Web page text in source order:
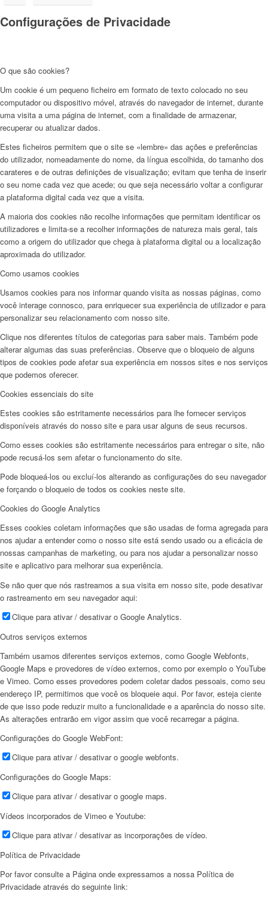
Configurações de Privacidade
O que são cookies?
Um cookie é um pequeno ficheiro em formato de texto colocado no seu
computador ou dispositivo móvel, através do navegador de internet, durante
uma visita a uma página de internet, com a finalidade de armazenar,
recuperar ou atualizar dados.
Estes ficheiros permitem que o site se «lembre» das ações e preferências
do utilizador, nomeadamente do nome, da língua escolhida, do tamanho dos
carateres e de outras definições de visualização; evitam que tenha de inserir
o seu nome cada vez que acede; ou que seja necessário voltar a configurar
a plataforma digital cada vez que a visita.
A maioria dos cookies não recolhe informações que permitam identificar os
utilizadores e limita-se a recolher informações de natureza mais geral, tais
como a origem do utilizador que chega à plataforma digital ou a localização
aproximada do utilizador.
Como usamos cookies
Usamos cookies para nos informar quando visita as nossas páginas, como
você interage connosco, para enriquecer sua experiência de utilizador e para
personalizar seu relacionamento com nosso site.
Clique nos diferentes títulos de categorias para saber mais. Também pode
alterar algumas das suas preferências. Observe que o bloqueio de alguns
tipos de cookies pode afetar sua experiência em nossos sites e nos serviços
que podemos oferecer.
Cookies essenciais do site
Estes cookies são estritamente necessários para lhe fornecer serviços
disponíveis através do nosso site e para usar alguns de seus recursos.
Como esses cookies são estritamente necessários para entregar o site, não
pode recusá-los sem afetar o funcionamento do site.
Pode bloqueá-los ou excluí-los alterando as configurações do seu navegador
e forçando o bloqueio de todos os cookies neste site.
Cookies do Google Analytics
Esses cookies coletam informações que são usadas de forma agregada para
nos ajudar a entender como o nosso site está sendo usado ou a eficácia de
nossas campanhas de marketing, ou para nos ajudar a personalizar nosso
site e aplicativo para melhorar sua experiência.
Se não quer que nós rastreamos a sua visita em nosso site, pode desativar
o rastreamento em seu navegador aqui:
Clique para ativar / desativar o Google Analytics.
Outros serviços externos
Também usamos diferentes serviços externos, como Google Webfonts,
Google Maps e provedores de vídeo externos, como por exemplo o YouTube
e Vimeo. Como esses provedores podem coletar dados pessoais, como seu
endereço IP, permitimos que você os bloqueie aqui. Por favor, esteja ciente
de que isso pode reduzir muito a funcionalidade e a aparência do nosso site.
As alterações entrarão em vigor assim que você recarregar a página.
Configurações do Google WebFont:
Clique para ativar / desativar o google webfonts.
Configurações do Google Maps:
Clique para ativar / desativar o google maps.
Vídeos incorporados de Vimeo e Youtube:
Clique para ativar / desativar as incorporações de vídeo.
Política de Privacidade
Por favor consulte a Página onde expressamos a nossa Política de
Privacidade através do seguinte link: